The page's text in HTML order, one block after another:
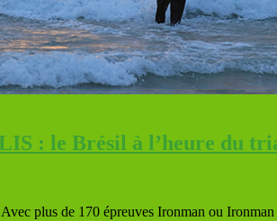
: le Brésil à l’heure du
plus de 170 épreuves Ironman ou